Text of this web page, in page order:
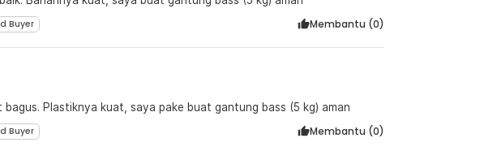
Buyer Membantu (0)
bagus. Plastiknya kuat, saya pake buat gantung bass (5 kg) aman
Buyer Membantu (0)